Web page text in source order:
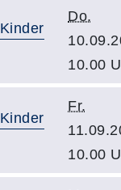
Do.
10.00
Fr.
10.00